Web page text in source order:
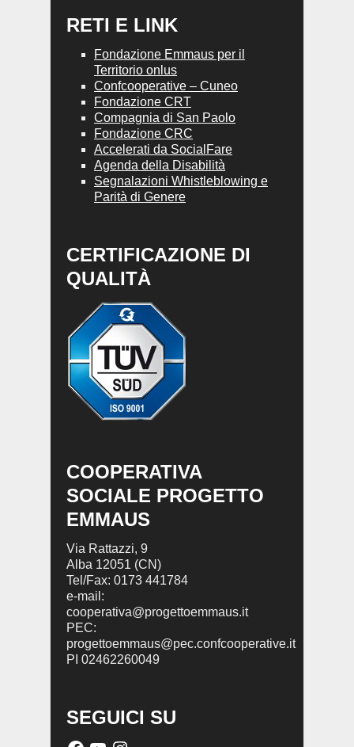
RETI E LINK
Fondazione Emmaus per il
Territorio onlus
Confcooperative – Cuneo
Fondazione CRT
Compagnia di San Paolo
Fondazione CRC
Accelerati da SocialFare
Agenda della Disabilità
Segnalazioni Whistleblowing e
Parità di Genere
CERTIFICAZIONE DI
QUALITÀ
COOPERATIVA
SOCIALE PROGETTO
EMMAUS
Via Rattazzi, 9
Alba 12051 (CN)
Tel/Fax: 0173 441784
e-mail:
cooperativa@progettoemmaus.it
PEC:
progettoemmaus@pec.confcooperative.it
PI 02462260049
SEGUICI SU